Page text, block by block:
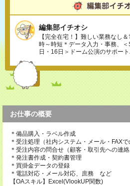
編集部イチオシ
【完全在宅！】難しい業務なし
時～時短＊データ入力・事務、
日・16日＞ドーム公演のサポー
お仕事の概要
＊備品購入・ラベル作成
＊受注処理（社内システム・メール・FAXで
＊受注内容の問合せ（顧客・取引先への連絡
＊発注書作成・契約書管理
＊買掛金データの登録
＊電話対応・メール対応、庶務 など
【OAスキル】Excel(VlookUP関数)